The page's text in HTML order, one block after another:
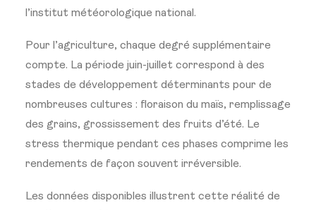
l’institut météorologique national.
Pour l’agriculture, chaque degré supplémentaire
compte. La période juin-juillet correspond à des
stades de développement déterminants pour de
nombreuses cultures : floraison du maïs, remplissage
des grains, grossissement des fruits d’été. Le
stress thermique pendant ces phases comprime les
rendements de façon souvent irréversible.
Les données disponibles illustrent cette réalité de